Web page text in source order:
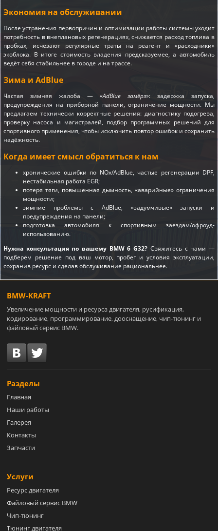
Экономия на обслуживании
После устранения первопричин и оптимизации работы системы уходит
потребность в внеплановых регенерациях, снижается расход топлива в
пробках, исчезают регулярные траты на реагент и «расходники»
экоблока. В итоге стоимость владения предсказуемее, а автомобиль
ведёт себя стабильнее в городе и на трассе.
Зима и AdBlue
Частая зимняя жалоба — «AdBlue замёрз»: задержка запуска,
предупреждения на приборной панели, ограничение мощности. Мы
предлагаем технически корректные решения: диагностику подогрева,
проверку насоса и магистралей, подбор программных решений для
спортивного применения, чтобы исключить повтор ошибок и сохранить
надёжность.
Когда имеет смысл обратиться к нам
хронические ошибки по NOx/AdBlue, частые регенерации DPF,
нестабильная работа EGR;
потеря тяги, повышенная дымность, «аварийные» ограничения
мощности;
зимние проблемы с AdBlue, «задумчивые» запуски и
предупреждения на панели;
подготовка автомобиля к спортивным заездам/офроуд-
использованию.
Нужна консультация по вашему BMW 6 G32? Свяжитесь с нами —
подберём решение под ваш мотор, пробег и условия эксплуатации,
сохранив ресурс и сделав обслуживание рациональнее.
BMW-KRAFT
Увеличение мощности и ресурса двигателя, русификация,
кодирование, программирование, дооснащение, чип-тюнинг и
файловый сервис BMW.
Разделы
Главная
Наши работы
Галерея
Контакты
Запчасти
Услуги
Ресурс двигателя
Файловый сервис BMW
Чип-тюнинг
Тюнинг двигателя